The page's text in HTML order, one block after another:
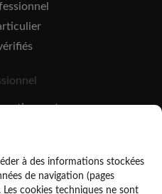
artisans et pros
marques et industriels
à des informations stockées
de navigation (pages
cookies techniques ne sont